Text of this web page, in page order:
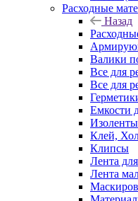
Расходные
Назад
Валики
Все для
Все для
Емкости
Изоленты
Клей,
Клипсы
Лента
Лента